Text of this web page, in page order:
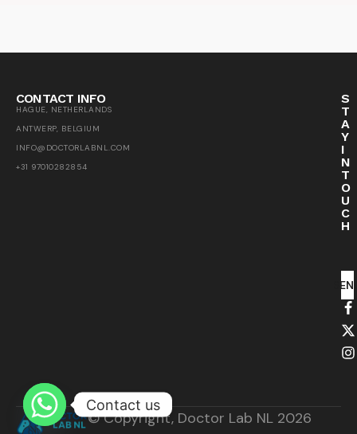
CONTACT INFO
HAGUE, NETHERLANDS
ANTWERP, BELGIUM
INFO@DOCTORLABNL.COM
+31 97010282854
S
T
A
Y
I
N
T
O
U
C
H
© Copyright, Doctor Lab NL 2026
Contact us